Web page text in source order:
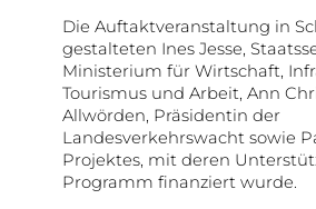
Die Auftaktveranstaltung in
gestalteten Ines Jesse,
Ministerium für Wirtschaft,
Tourismus und Arbeit, Ann
Allwörden, Präsidentin der
Landesverkehrswacht sowie
Projektes, mit deren
Programm finanziert wurde.